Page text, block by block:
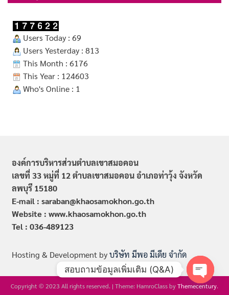
Users Today : 69
Users Yesterday : 813
This Month : 6176
This Year : 124603
Who's Online : 1
องค์การบริหารส่วนตำบลเขาสมอคอน
เลขที่ 33 หมู่ที่ 12 ตำบลเขาสมอคอน อำเภอท่าวุ้ง จังหวัด
ลพบุรี 15180
E-mail : saraban@khaosamokhon.go.th
Website : www.khaosamokhon.go.th
Tel : 036-489123
Hosting & Development byบริษัท มีพอ มีเดีย จำกัด
Copyright © 2023 All rights reserved. | Theme: HamroClass byThemecentury.
สอบถามข้อมูลเพิ่มเติม (Q&A)
Open